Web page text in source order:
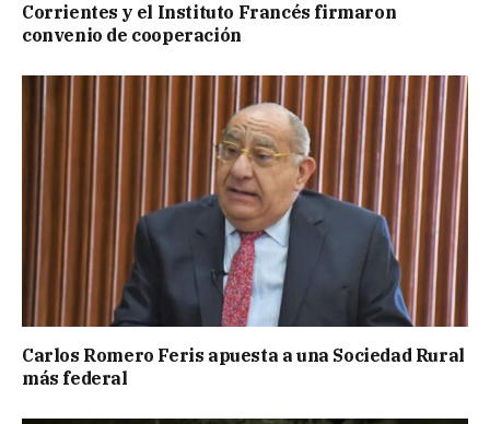
Corrientes y el Instituto Francés firmaron
convenio de cooperación
Carlos Romero Feris apuesta a una Sociedad Rural
más federal